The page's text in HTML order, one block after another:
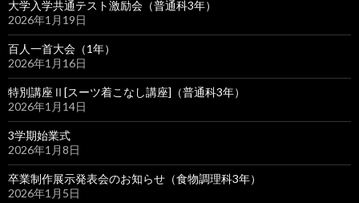
大学入学共通テスト激励会（普通科3年）
2026年1月19日
百人一首大会（1年）
2026年1月16日
特別講座Ⅱ[スーツ着こなし講座]（普通科3年）
2026年1月14日
3学期始業式
2026年1月8日
卒業制作展示発表会のお知らせ（食物調理科3年）
2026年1月5日